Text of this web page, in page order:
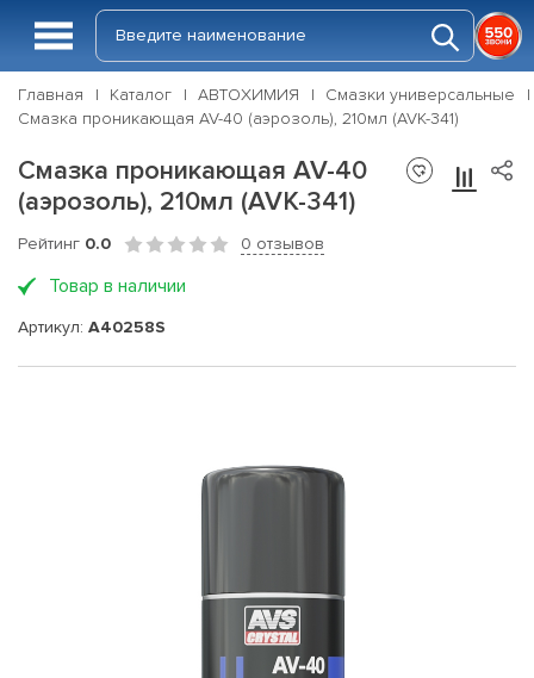
Главная Каталог АВТОХИМИЯ
Смазки универсальные
Смазка проникающая AV-40 (аэрозоль), 210мл (AVK-341)
Смазка проникающая AV-40
(аэрозоль), 210мл (AVK-341)
Рейтинг 0.0 0 отзывов
Товар в наличии
Артикул: A40258S